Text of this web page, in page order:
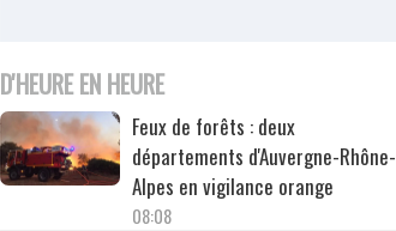
D'HEURE EN HEURE
Feux de forêts : deux
départements d'Auvergne-Rhône-
Alpes en vigilance orange
08:08